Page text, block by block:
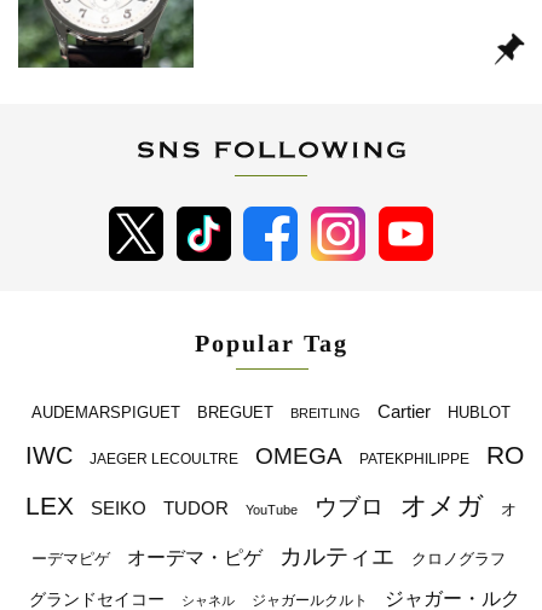
Popular Tag
AUDEMARSPIGUET BREGUET BREITLING Cartier HUBLOT
IWC JAEGER LECOULTRE OMEGA PATEKPHILIPPE
RO
LEX
SEIKO TUDOR YouTube ウブロ オメガ オ
ーデマピゲ オーデマ・ピゲ カルティエ クロノグラフ
グランドセイコー シャネル ジャガールクルト
ジャガー・ルク